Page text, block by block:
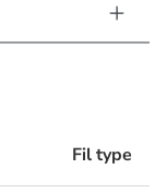
Fil type